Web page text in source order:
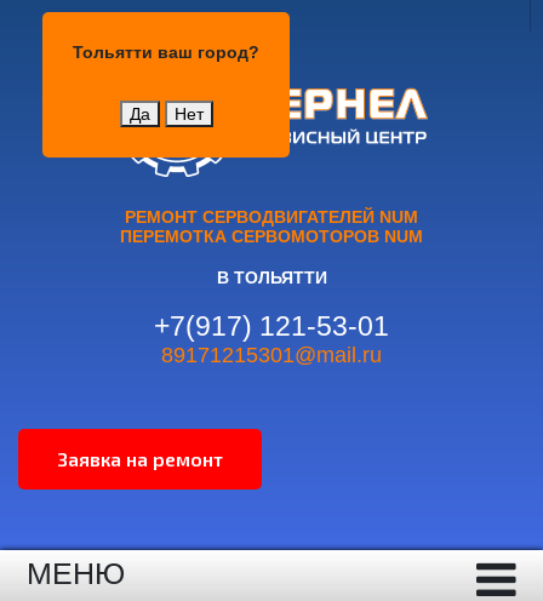
Тольятти ваш город?
Да Нет
РЕМОНТ СЕРВОДВИГАТЕЛЕЙ NUM
ПЕРЕМОТКА СЕРВОМОТОРОВ NUM
В ТОЛЬЯТТИ
+7(917) 121-53-01
89171215301@mail.ru
МЕНЮ